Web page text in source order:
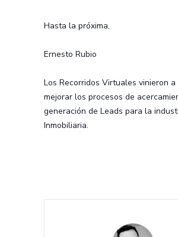
Hasta la próxima,
Ernesto Rubio
Los Recorridos Virtuales vinieron a
mejorar los procesos de
generación de Leads para la
Inmobiliaria.